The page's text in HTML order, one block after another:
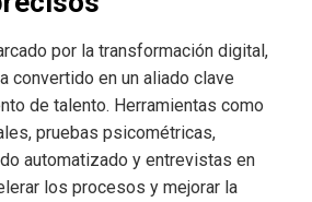
por la transformación digital,
convertido en un aliado clave
de talento. Herramientas como
pruebas psicométricas,
automatizado y entrevistas en
los procesos y mejorar la